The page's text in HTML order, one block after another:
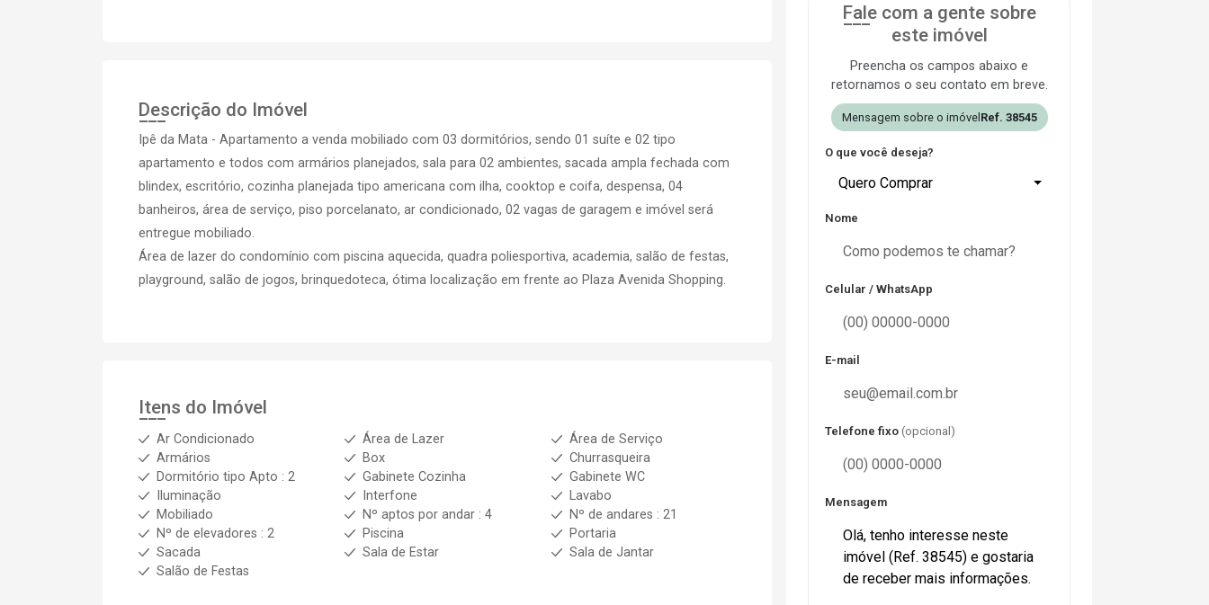
Descrição do Imóvel
Ipê da Mata - Apartamento a venda mobiliado com 03 dormitórios, sendo 01 suíte e 02 tipo
apartamento e todos com armários planejados, sala para 02 ambientes, sacada ampla fechada com
blindex, escritório, cozinha planejada tipo americana com ilha, cooktop e coifa, despensa, 04
banheiros, área de serviço, piso porcelanato, ar condicionado, 02 vagas de garagem e imóvel será
entregue mobiliado.
Área de lazer do condomínio com piscina aquecida, quadra poliesportiva, academia, salão de festas,
playground, salão de jogos, brinquedoteca, ótima localização em frente ao Plaza Avenida Shopping.
Itens do Imóvel
Ar Condicionado Área de Lazer
Área de Serviço
Armários
Box
Churrasqueira
Dormitório tipo Apto : 2
Gabinete Cozinha
Gabinete WC
Iluminação
Interfone
Lavabo
Mobiliado
Nº aptos por andar : 4
Nº de andares : 21
Nº de elevadores : 2
Piscina
Portaria
Sacada
Sala de Estar
Sala de Jantar
Salão de Festas
Fale com a gente sobre
este imóvel
Preencha os campos abaixo e
retornamos o seu contato em breve.
Mensagem sobre o imóvel Ref. 38545
O que você deseja?
Quero Comprar
Nome
Celular / WhatsApp
E-mail
Telefone fixo (opcional)
Mensagem